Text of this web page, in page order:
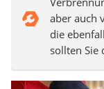
aber auch
die
sollten Sie